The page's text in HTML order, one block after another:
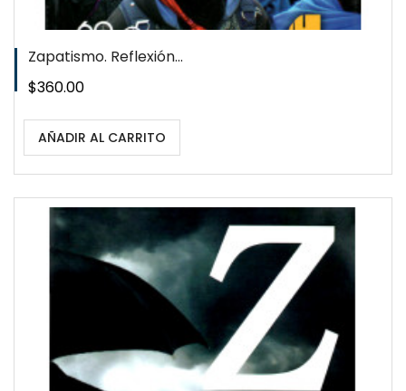
Zapatismo. Reflexión...
Precio
$360.00
AÑADIR AL CARRITO